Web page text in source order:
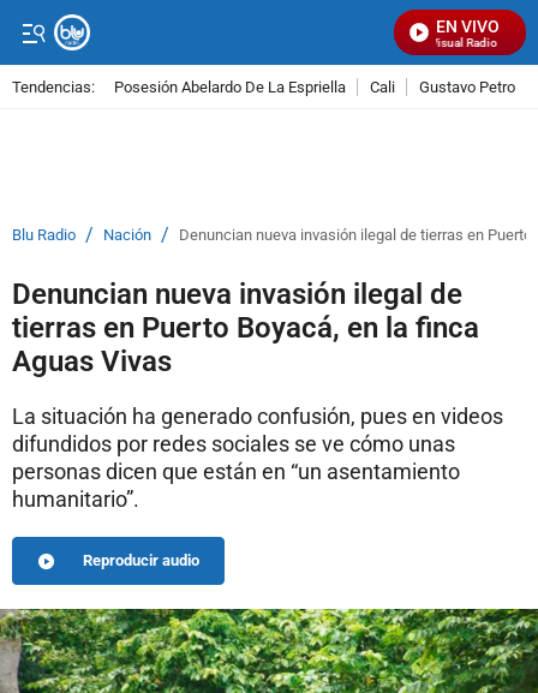
EN VIVO
Señal Visual Radio
Tendencias: Posesión Abelardo De La Espriella Cali Gustavo Petro
Blu Radio / Nación / Denuncian nueva invasión ilegal de tierras en
Denuncian nueva invasión ilegal de
tierras en Puerto Boyacá, en la finca
Aguas Vivas
La situación ha generado confusión, pues en videos
difundidos por redes sociales se ve cómo unas
personas dicen que están en “un asentamiento
humanitario”.
Reproducir audio